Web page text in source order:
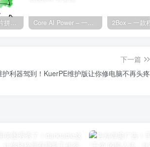
Hugin – 全景图片拼接工具 Core AI Power – 一款专为 WordPress 设计的 AI 增强插件
下一篇
护利器驾到！KuerPE维护版让你修电脑不再头疼